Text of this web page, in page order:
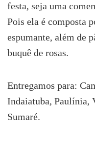
festa, seja uma
Pois ela é composta
espumante, além de
buquê de rosas.
Entregamos para:
Indaiatuba, Paulínia,
Sumaré.